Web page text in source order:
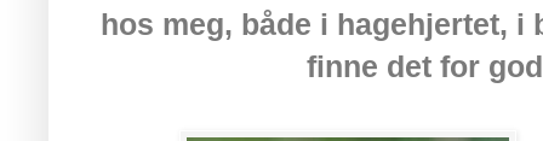
hos meg, både i hagehjertet, i
finne det for